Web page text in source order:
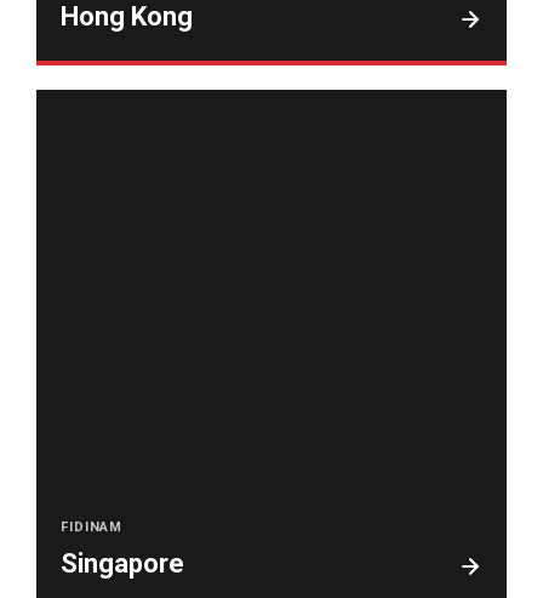
Hong Kong
FIDINAM
Singapore